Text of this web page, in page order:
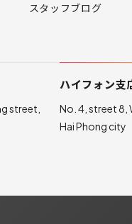
スタッフブログ
street,
ハイフォン支
No. 4, street 8,
Hai Phong city